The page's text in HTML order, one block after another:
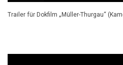
Trailer für Dokfilm „Müller-Thurgau“